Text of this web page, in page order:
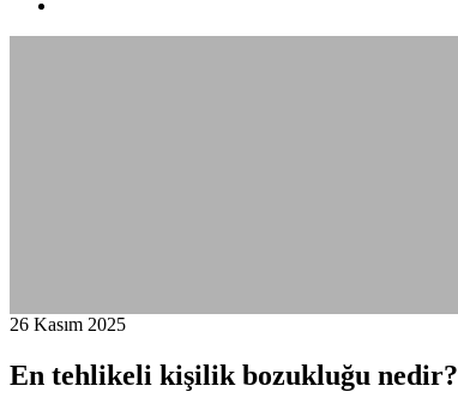
26 Kasım 2025
En tehlikeli kişilik bozukluğu nedir?